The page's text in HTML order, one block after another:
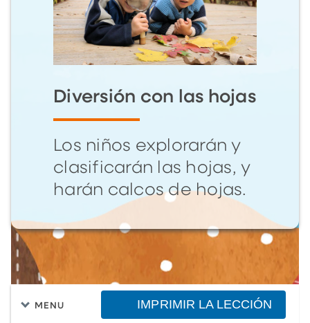
Diversión con las hojas
Los niños explorarán y
clasificarán las hojas, y
harán calcos de hojas.
MENU IMPRIMIR LA LECCIÓN